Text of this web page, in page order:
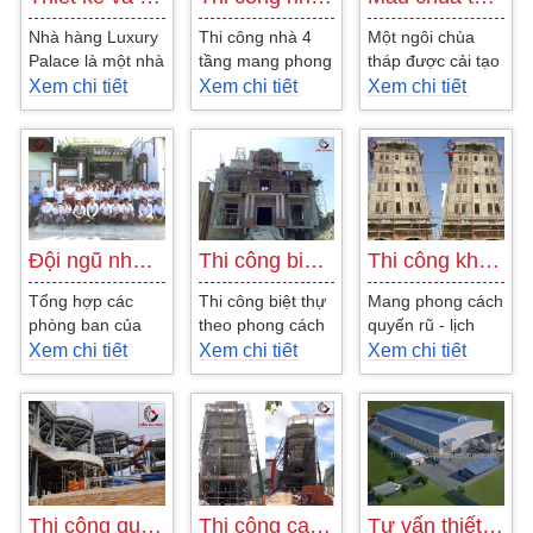
Nhà hàng Luxury
Palace là một nhà
hàng ở đường Lê
Văn Khương,
Quận 12,
Tp.HCM được
thiết...
Xem chi tiết
Thi công nhà 4
tầng mang phong
cách hiện đại,
mẫu thiết kế nhà
ống hiện đại đẹp
tại...
Xem chi tiết
Một ngôi chùa
tháp được cải tạo
lại từ các phong
cách cổ điển và
hiện đại tạo...
Xem chi tiết
Đội ngũ nhân viên thiết kế công ty xây…
Tổng hợp các
phòng ban của
công ty thiết kế
và xây dựng kiến
an vinh, Với hơn
100 nhân...
Xem chi tiết
Thi công biệt thự 2 tầng phong cách bán cổ…
Thi công biệt thự
theo phong cách
bán cổ điển tại
tỉnh bình dương
do anh tiến làm
chủ...
Xem chi tiết
Thi công khách sạn đẹp Nha trang
Mang phong cách
quyến rũ - lịch
lãm khó có thể
chối từ, thiết kế
cổ điển trau
chuốt...
Xem chi tiết
Thi công quán cafe Sân Vườn Ioni đẹp Thi công cao ốc văn phòng đẹp - Công ty Kiến… Tư vấn thiết kế thi công nhà xưởng